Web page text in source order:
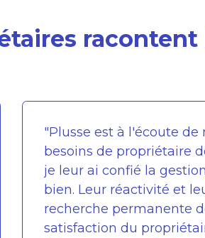
racontent
"Plusse est à l'écoute de
besoins de propriétaire
je leur ai confié la
bien. Leur réactivité et
recherche permanente
satisfaction du